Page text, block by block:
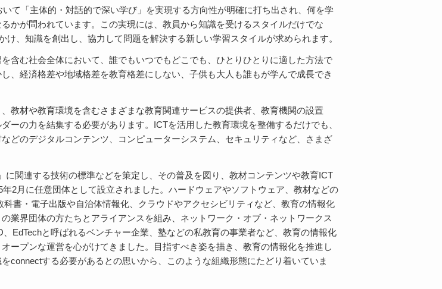
て「主体的・対話的で深い学び」を実現する方向性が明確に打ち出され、何を学
かが問われています。この実現には、教員から知識を受けるスタイルだけでな
、知識を創出し、協力して問題を解決する新しい学習スタイルが求められます。
含む社会全体において、誰でもいつでもどこでも、ひとりひとりに適した方法で
、経済格差や地域格差を教育格差にしない、子供も大人も誰もが学んで成長でき
教材や教育環境を含むさまざまな教育関連サービスの提供者、教育機関の設置
ーの力を結集する必要があります。ICTを活用した教育環境を整備するだけでも、
どのデジタルコンテンツ、コンピューターシステム、セキュリティなど、さまざ
関連する技術の標準などを策定し、その普及を図り、教材コンテンツや教育ICT
2月に任意団体として設立されました。ハードウェアやソフトウェア、教材などの
書・電子出版や自治体情報化、クラウドやアクセシビリティなど、教育の情報化
業界団体の方たちとアライアンスを組み、ネットワーク・オブ・ネットワークス
EdTechと呼ばれるベンチャー企業、塾などの私教育の事業者など、教育の情報化
ープンな運営を心がけてきました。目指すべき姿を描き、教育の情報化を推進し
connectする必要があるとの思いから、このような組織形態にたどり着いていま